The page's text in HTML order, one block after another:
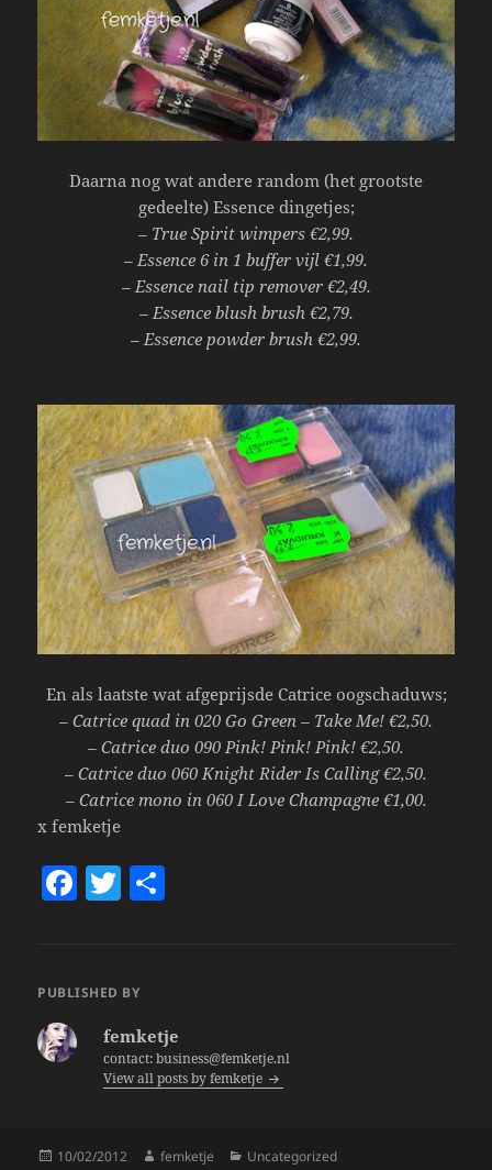
Daarna nog wat andere random (het grootste
gedeelte) Essence dingetjes;
– True Spirit wimpers €2,99.
– Essence 6 in 1 buffer vijl €1,99.
– Essence nail tip remover €2,49.
– Essence blush brush €2,79.
– Essence powder brush €2,99.
En als laatste wat afgeprijsde Catrice oogschaduws;
– Catrice quad in 020 Go Green – Take Me! €2,50.
– Catrice duo 090 Pink! Pink! Pink! €2,50.
– Catrice duo 060 Knight Rider Is Calling €2,50.
– Catrice mono in 060 I Love Champagne €1,00.
x femketje
F
e
T
er
PUBLISHED BY
femketje
contact: business@femketje.nl
View all posts by femketje
Posted
10/02/2012 Author
femketje Categories
Uncategorized